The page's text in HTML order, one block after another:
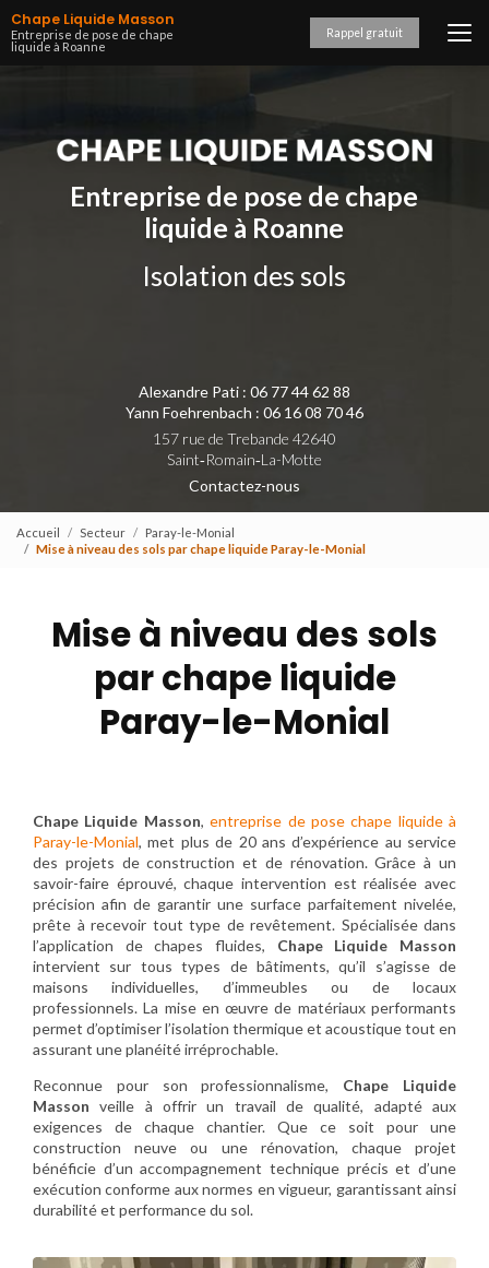
Aller
au
contenu
Chape Liquide Masson
Entreprise de pose de chape
liquide à Roanne
Rappel gratuit
Entreprise de pose de chape
liquide à Roanne
Isolation des sols
Alexandre Pati : 06 77 44 62 88
Yann Foehrenbach : 06 16 08 70 46
157 rue de Trebande 42640
Saint‑Romain‑La-Motte
Contactez-nous
Accueil Secteur
Paray-le-Monial
Mise à niveau des sols par chape liquide Paray-le-Monial
Mise à niveau des sols
par chape liquide
Paray-le-Monial
Chape Liquide Masson,entreprise de pose chape liquide à
Paray-le-Monial, met plus de 20 ans d’expérience au service
des projets de construction et de rénovation. Grâce à un
savoir-faire éprouvé, chaque intervention est réalisée avec
précision afin de garantir une surface parfaitement nivelée,
prête à recevoir tout type de revêtement. Spécialisée dans
l’application de chapes fluides, Chape Liquide Masson
intervient sur tous types de bâtiments, qu’il s’agisse de
maisons individuelles, d’immeubles ou de locaux
professionnels. La mise en œuvre de matériaux performants
permet d’optimiser l’isolation thermique et acoustique tout en
assurant une planéité irréprochable.
Reconnue pour son professionnalisme, Chape Liquide
Masson veille à offrir un travail de qualité, adapté aux
exigences de chaque chantier. Que ce soit pour une
construction neuve ou une rénovation, chaque projet
bénéficie d’un accompagnement technique précis et d’une
exécution conforme aux normes en vigueur, garantissant ainsi
durabilité et performance du sol.